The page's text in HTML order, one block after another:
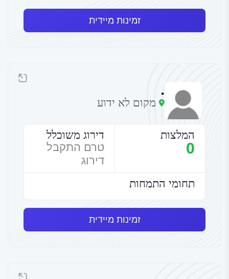
זמינות מיידית
.
מקום לא ידוע
המלצות
0
דירוג משוכלל
טרם התקבל
דירוג
תחומי התמחות
זמינות מיידית